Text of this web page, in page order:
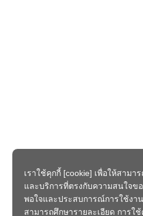
เราใช้คุกกี้ [cookie] เพื่อให้สามา
และบริการที่ตรงกับความสนใจข
พอใจและประสบการณ์การใช้ง
สามารถศึกษารายละเอียด การใ